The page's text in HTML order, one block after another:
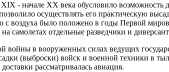
- начале ХХ века обусловило возможность
осуществлять его практическую
с воздуха было положено в годы Первой
самолетах отдельные разведчики и
войны в вооруженных силах ведущих
(выброски) войск и военной техники в
рассматривалась авиация.